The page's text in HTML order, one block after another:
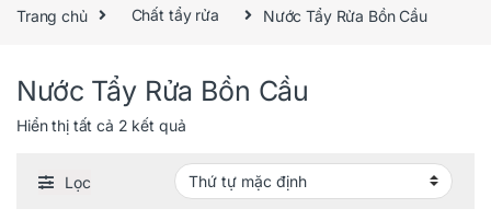
Trang chủ Chất tẩy rửa Nước Tẩy Rửa Bồn Cầu
Nước Tẩy Rửa Bồn Cầu
Hiển thị tất cả 2 kết quả
Lọc